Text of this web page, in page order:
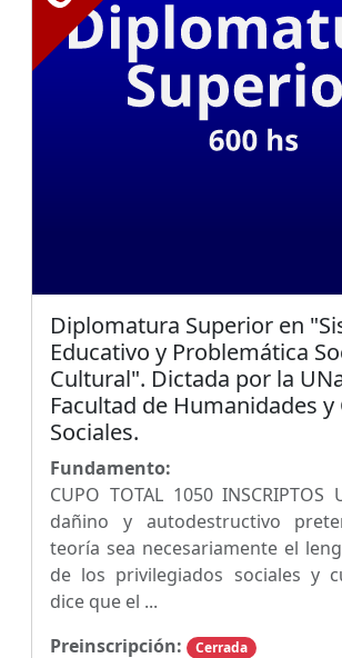
Diplomatura Superior en
Educativo y Problemática
Cultural". Dictada por la
Facultad de Humanidades y
Sociales.
Fundamento:
CUPO TOTAL 1050
dañino y autodestructivo
teoría sea necesariamente el
de los privilegiados sociales y
dice que el ...
Preinscripción:
Cerrada